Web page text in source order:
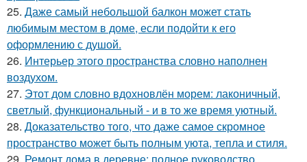
25. Даже самый небольшой балкон может стать
любимым местом в доме, если подойти к его
оформлению с душой.
26. Интерьер этого пространства словно наполнен
воздухом.
27. Этот дом словно вдохновлён морем: лаконичный,
светлый, функциональный - и в то же время уютный.
28. Доказательство того, что даже самое скромное
пространство может быть полным уюта, тепла и стиля.